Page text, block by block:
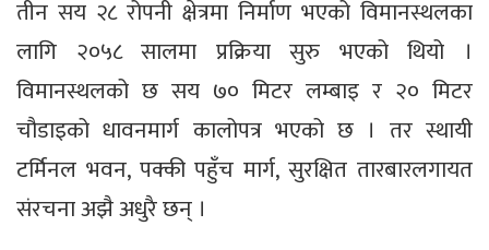
तीन सय २८ रोपनी क्षेत्रमा निर्माण भएको विमानस्थलका
लागि २०५८ सालमा प्रक्रिया सुरु भएको थियो ।
विमानस्थलको छ सय ७० मिटर लम्बाइ र २० मिटर
चौडाइको धावनमार्ग कालोपत्र भएको छ । तर स्थायी
टर्मिनल भवन, पक्की पहुँच मार्ग, सुरक्षित तारबारलगायत
संरचना अझै अधुरै छन् ।